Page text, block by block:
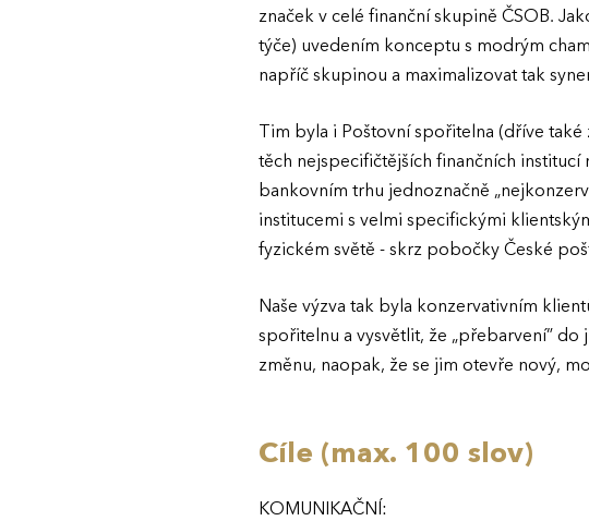
značek v celé finanční skupině ČSOB.
týče) uvedením konceptu s modrým
napříč skupinou a maximalizovat tak
Tim byla i Poštovní spořitelna (dříve
těch nejspecifičtějších finančních institucí
bankovním trhu jednoznačně
institucemi s velmi specifickými
fyzickém světě - skrz pobočky České
Naše výzva tak byla konzervativním
spořitelnu a vysvětlit, že „přebarvení”
změnu, naopak, že se jim otevře nový,
Cíle (max. 100 slov)
KOMUNIKAČNÍ: